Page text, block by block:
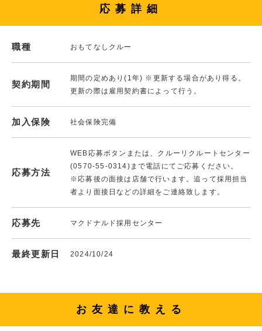
応募詳細
職種 おもてなしクルー
契約期間
期間の定めあり(1年) ※更新する場合があり得る。
更新の際は雇用契約書によって行う。
加入保険 社会保険完備
応募方法
WEB応募ボタンまたは、クルーリクルートセンター
(0570-55-0314)まで電話にてご応募ください。
※応募後の面接は店舗で行います。追って採用担当
者より面接日などの詳細をご連絡致します。
応募先 マクドナルド採用センター
最終更新日 2024/10/24
お友達に教える